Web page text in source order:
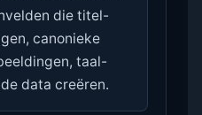
die titel-
canonieke
taal-
data creëren.